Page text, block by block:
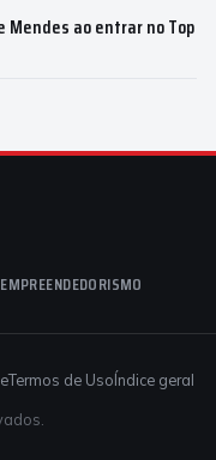
Mendes ao entrar no Top
EMPREENDEDORISMO
Termos de UsoÍndice geral